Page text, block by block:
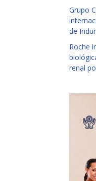
Grupo
de
Roche
renal